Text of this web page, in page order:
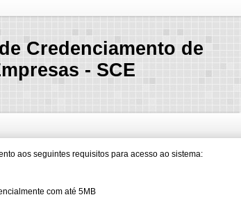
Credenciamento de
- SCE
aos seguintes requisitos para acesso ao sistema:
com até 5MB